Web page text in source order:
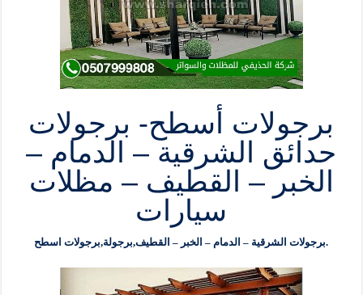
برجولات أسطح- برجولات
حدائق الشرقية – الدمام –
الخبر – القطيف – مظلات
سيارات
برجولات الشرقية – الدمام – الخبر – القطيف,برجولة,برجولات اسطح.